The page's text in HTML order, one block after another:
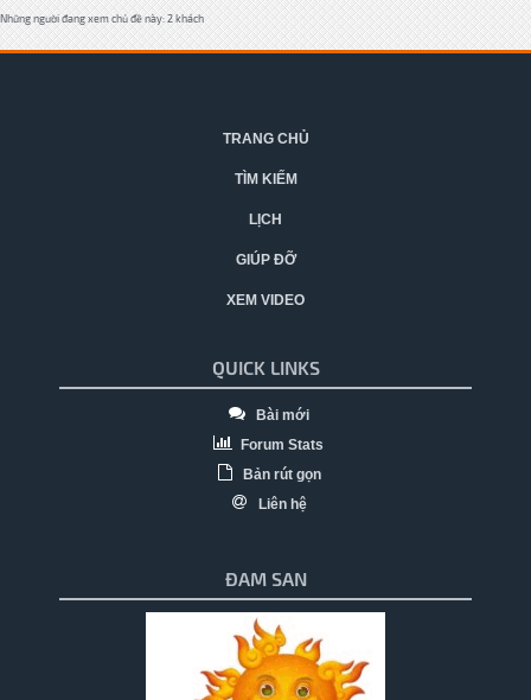
Những người đang xem chủ đề này: 2 khách
TRANG CHỦ
TÌM KIẾM
LỊCH
GIÚP ĐỠ
XEM VIDEO
QUICK LINKS
Bài mới
Forum Stats
Bản rút gọn
Liên hệ
ĐAM SAN